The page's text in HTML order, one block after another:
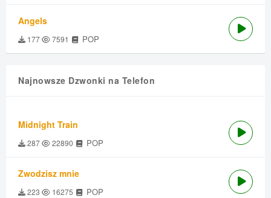
Angels
177 7591 POP
Najnowsze Dzwonki na Telefon
Midnight Train
287 22890 POP
Zwodzisz mnie
223 16275 POP